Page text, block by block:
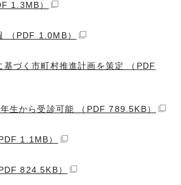
1.3MB）
（PDF 1.0MB）
基づく市町村推進計画を策定 （PDF
生から受診可能 （PDF 789.5KB）
1.1MB）
824.5KB）